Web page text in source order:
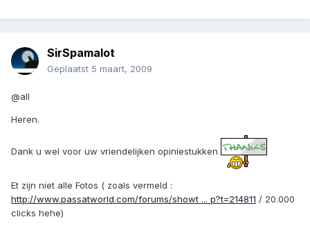
SirSpamalot
Geplaatst 5 maart, 2009
@all
Heren.
Dank u wel voor uw vriendelijken opiniestukken
Et zijn niet alle Fotos ( zoals vermeld :
http://www.passatworld.com/forums/showt ... p?t=214811 / 20.000
clicks hehe)